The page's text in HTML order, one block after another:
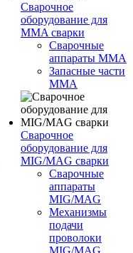
Сварочное
оборудование для
MMA сварки
Сварочные
аппараты MMA
Запасные части
MMA
Сварочное
оборудование для
MIG/MAG сварки
Сварочные
аппараты
MIG/MAG
Механизмы
подачи
проволоки
MIG/MAG